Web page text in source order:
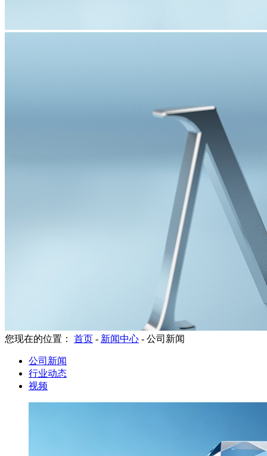
您现在的位置： 首页 - 新闻中心 - 公司新闻
公司新闻
行业动态
视频